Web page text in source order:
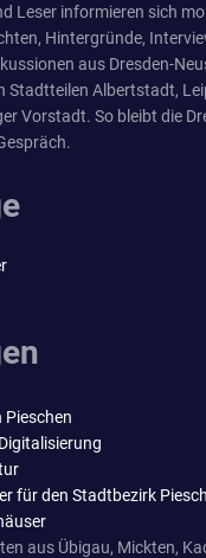
Leser informieren sich
Hintergründe,
aus Dresden-
Stadtteilen Albertstadt,
Vorstadt. So bleibt die
für den Stadtbezirk
aus Übigau, Mickten,